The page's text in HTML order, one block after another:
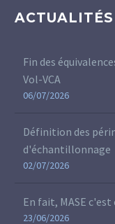
ACTUALITÉS
Fin des
Vol-VCA
06/07/2026
Définition des
d'échantillonnage
02/07/2026
En fait, MASE
23/06/2026